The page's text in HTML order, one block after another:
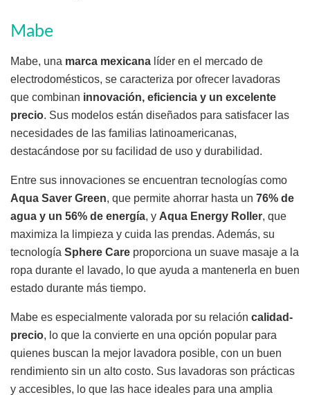
Mabe
Mabe, una marca mexicana líder en el mercado de
electrodomésticos, se caracteriza por ofrecer lavadoras
que combinan innovación, eficiencia y un excelente
precio. Sus modelos están diseñados para satisfacer las
necesidades de las familias latinoamericanas,
destacándose por su facilidad de uso y durabilidad.
Entre sus innovaciones se encuentran tecnologías como
Aqua Saver Green, que permite ahorrar hasta un 76% de
agua y un 56% de energía, y Aqua Energy Roller, que
maximiza la limpieza y cuida las prendas. Además, su
tecnología Sphere Care proporciona un suave masaje a la
ropa durante el lavado, lo que ayuda a mantenerla en buen
estado durante más tiempo.
Mabe es especialmente valorada por su relación calidad-
precio, lo que la convierte en una opción popular para
quienes buscan la mejor lavadora posible, con un buen
rendimiento sin un alto costo. Sus lavadoras son prácticas
y accesibles, lo que las hace ideales para una amplia